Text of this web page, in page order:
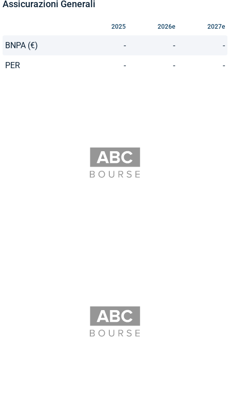
Assicurazioni Generali
2025 2026e 2027e
BNPA (€) - - -
PER - - -